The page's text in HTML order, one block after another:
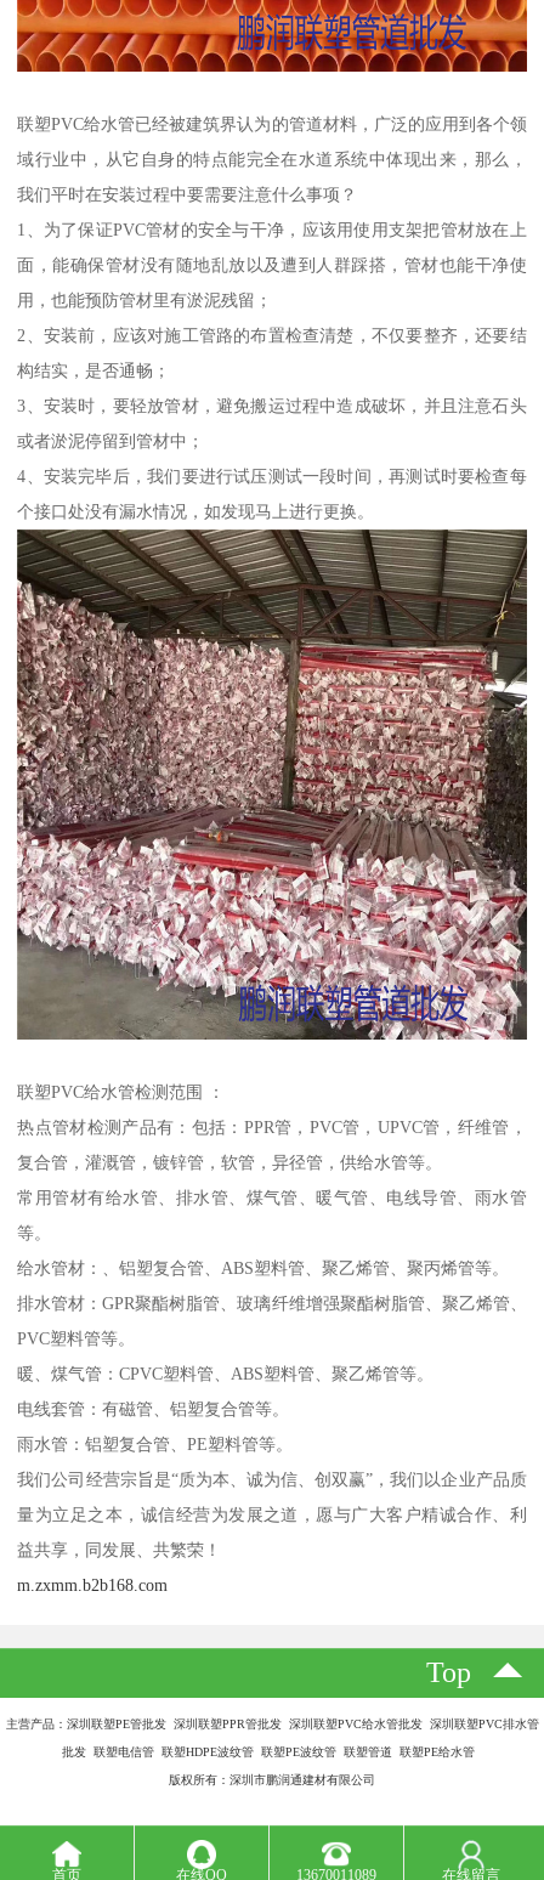
联塑PVC给水管已经被建筑界认为的管道材料，广泛的应用到各个领
域行业中，从它自身的特点能完全在水道系统中体现出来，那么，
我们平时在安装过程中要需要注意什么事项？
1、为了保证PVC管材的安全与干净，应该用使用支架把管材放在上
面，能确保管材没有随地乱放以及遭到人群踩搭，管材也能干净使
用，也能预防管材里有淤泥残留；
2、安装前，应该对施工管路的布置检查清楚，不仅要整齐，还要结
构结实，是否通畅；
3、安装时，要轻放管材，避免搬运过程中造成破坏，并且注意石头
或者淤泥停留到管材中；
4、安装完毕后，我们要进行试压测试一段时间，再测试时要检查每
个接口处没有漏水情况，如发现马上进行更换。
联塑PVC给水管检测范围 ：
热点管材检测产品有：包括：PPR管，PVC管，UPVC管，纤维管，
复合管，灌溉管，镀锌管，软管，异径管，供给水管等。
常用管材有给水管、排水管、煤气管、暖气管、电线导管、雨水管
等。
给水管材：、铝塑复合管、ABS塑料管、聚乙烯管、聚丙烯管等。
排水管材：GPR聚酯树脂管、玻璃纤维增强聚酯树脂管、聚乙烯管、
PVC塑料管等。
暖、煤气管：CPVC塑料管、ABS塑料管、聚乙烯管等。
电线套管：有磁管、铝塑复合管等。
雨水管：铝塑复合管、PE塑料管等。
我们公司经营宗旨是“质为本、诚为信、创双赢”，我们以企业产品质
量为立足之本，诚信经营为发展之道，愿与广大客户精诚合作、利
益共享，同发展、共繁荣！
m.zxmm.b2b168.com
Top
主营产品：深圳联塑PE管批发 深圳联塑PPR管批发 深圳联塑PVC给水管批发 深圳联塑PVC排水管
批发 联塑电信管 联塑HDPE波纹管 联塑PE波纹管 联塑管道 联塑PE给水管
版权所有：深圳市鹏润通建材有限公司
首页 在线QQ 13670011089 在线留言